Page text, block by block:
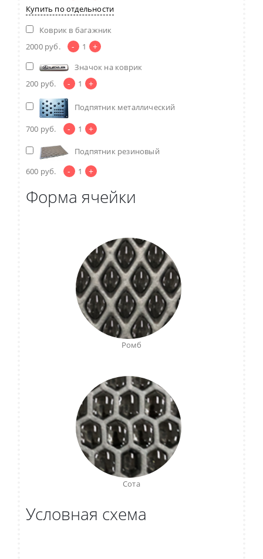
Купить по отдельности
Коврик в багажник
2000 руб. - 1 +
Значок на коврик
200 руб. - 1 +
Подпятник металлический
700 руб. - 1 +
Подпятник резиновый
600 руб. - 1 +
Форма ячейки
Ромб
Сота
Условная схема